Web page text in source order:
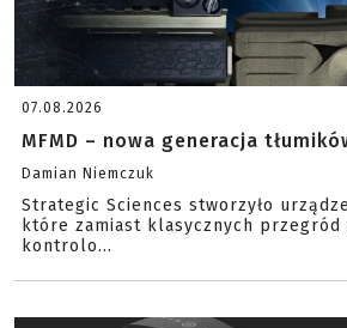
07.08.2026
MFMD – nowa generacja
Damian Niemczuk
Strategic Sciences stworzyło
które zamiast klasycznych przegród
kontrolo...